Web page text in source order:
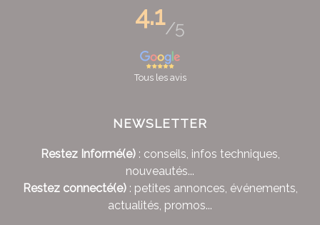
4.1/5
Tous les avis
NEWSLETTER
Restez Informé(e): conseils, infos techniques,
nouveautés...
Restez connecté(e): petites annonces, événements,
actualités, promos...